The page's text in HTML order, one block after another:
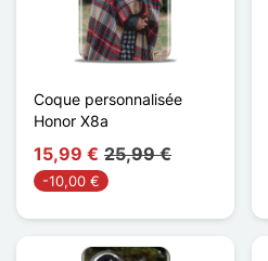
Coque personnalisée
Honor X8a
15,99 € 25,99 €
-10,00 €